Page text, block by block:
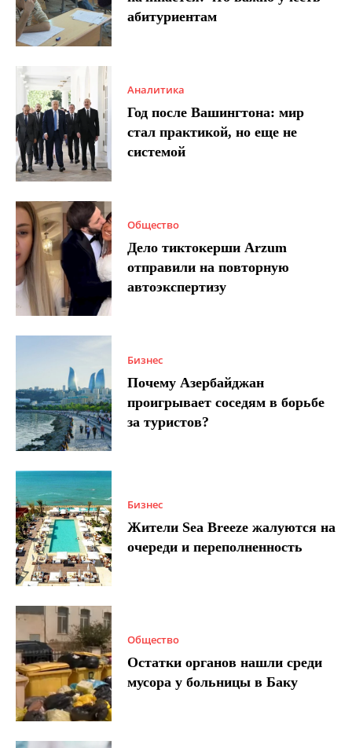
абитуриентам
Аналитика
Год после Вашингтона: мир
стал практикой, но еще не
системой
Общество
Дело тиктокерши Arzum
отправили на повторную
автоэкспертизу
Бизнес
Почему Азербайджан
проигрывает соседям в борьбе
за туристов?
Бизнес
Жители Sea Breeze жалуются на
очереди и переполненность
Общество
Остатки органов нашли среди
мусора у больницы в Баку